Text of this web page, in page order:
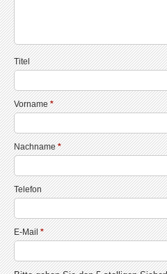
Titel
Vorname*
Nachname*
Telefon
E-Mail*